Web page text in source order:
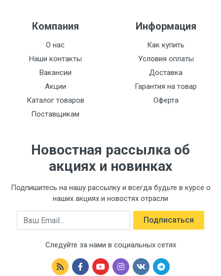
F35S (35см)
Xrom
Seramika patronlari
F50-1 (40mm)
To'plam
Компания
О нас
Наши контакты
Вакансии
Акции
Каталог товаров
Поставщикам
Информация
Как купить
Условия оплаты
Доставка
Гарантия на товар
Оферта
Новостная рассылка об
акциях и новинках
Подпишитесь на нашу рассылку и всегда будьте в курсе о
наших акциях и новостях отрасли
Email Подписаться
Следуйте за нами в социальных сетях